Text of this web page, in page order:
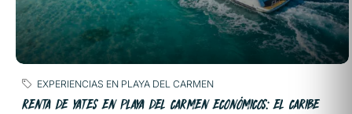
EXPERIENCIAS EN PLAYA DEL CARMEN
RENTA DE YATES EN PLAYA DEL CARMEN ECONÓMICOS: EL CARIBE